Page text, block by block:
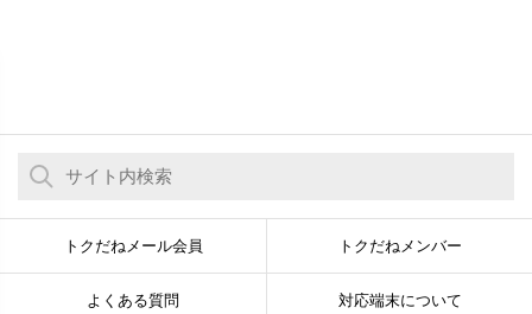
トクだねメール会員 トクだねメンバー
よくある質問 対応端末について